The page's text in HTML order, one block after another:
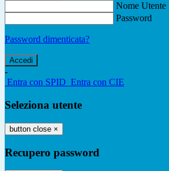
Nome Utente
Password
Password dimenticata?
-
Entra con SPID Entra con CIE
Seleziona utente
button close ×
Recupero password